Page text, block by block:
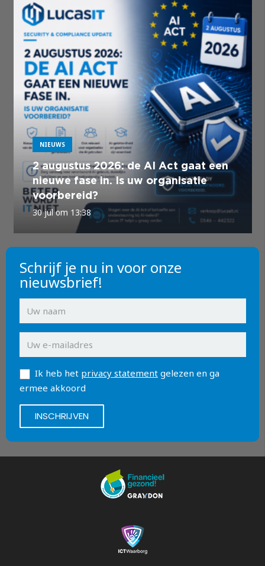
NIEUWS
2 augustus 2026: de AI Act gaat een
nieuwe fase in. Is uw organisatie
voorbereid?
30 jul om 13:38
Schrijf je nu in voor onze
nieuwsbrief!
Ik heb het privacy statement gelezen en ga
ermee akkoord